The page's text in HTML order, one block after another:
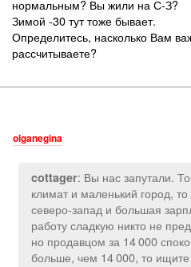
нормальным? Вы жили на С-З?
Зимой -30 тут тоже бывает.
Определитесь, насколько Вам
рассчитываете?
olganegina
cottager: Вы нас запутали.
климат и маленький город,
северо-запад и большая
работу сладкую никто не
но продавцом за 14 000
больше, чем 14 000, то